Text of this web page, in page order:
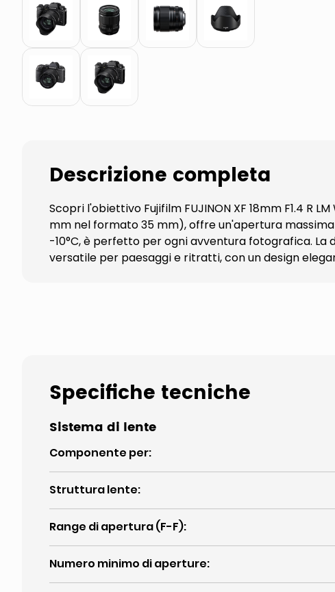
Descrizione completa
Scopri l'obiettivo Fujifilm FUJINON XF 18mm F1.4 R
mm nel formato 35 mm), offre un'apertura
-10°C, è perfetto per ogni avventura fotografica.
versatile per paesaggi e ritratti, con un design
Specifiche tecniche
Sistema di lente
Componente per:
Struttura lente:
Range di apertura (F-F):
Numero minimo di aperture: